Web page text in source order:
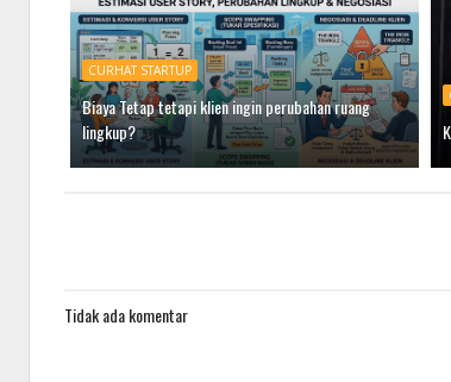
CURHAT STARTUP
Biaya Tetap tetapi klien ingin perubahan ruang
lingkup?
Tidak ada komentar